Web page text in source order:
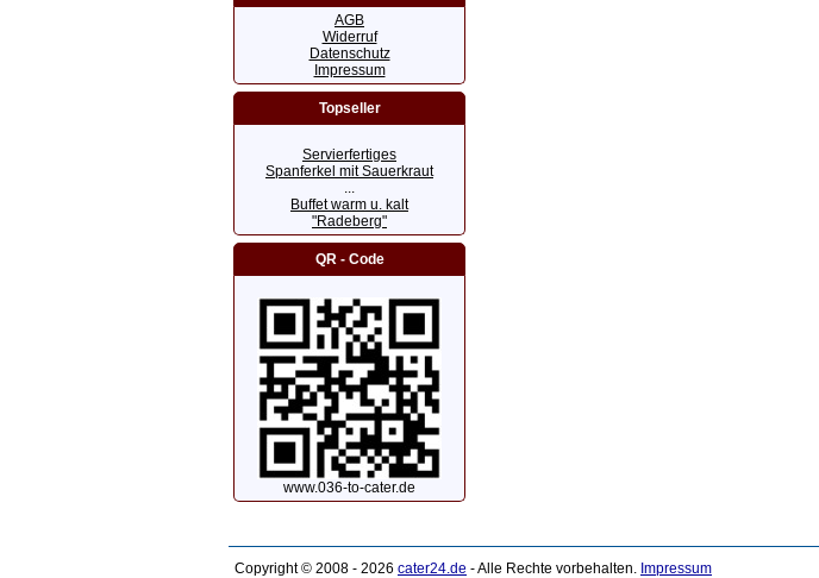
AGB
Widerruf
Datenschutz
Impressum
Topseller
Servierfertiges
Spanferkel mit Sauerkraut
...
Buffet warm u. kalt
"Radeberg"
QR - Code
www.036-to-cater.de
Copyright © 2008 - 2026 cater24.de - Alle Rechte vorbehalten. Impressum